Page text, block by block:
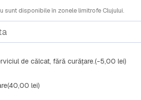
sunt disponibile în zonele limitrofe Clujului.
de călcat, fără curățare.(-5,00 lei)
(40,00 lei)